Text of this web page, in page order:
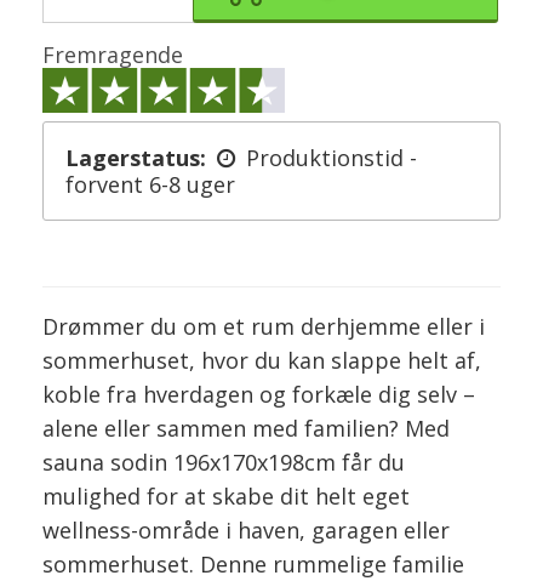
Fremragende
Lagerstatus:
Produktionstid -
forvent 6-8 uger
Drømmer du om et rum derhjemme eller i
sommerhuset, hvor du kan slappe helt af,
koble fra hverdagen og forkæle dig selv –
alene eller sammen med familien? Med
sauna sodin 196x170x198cm får du
mulighed for at skabe dit helt eget
wellness-område i haven, garagen eller
sommerhuset. Denne rummelige familie